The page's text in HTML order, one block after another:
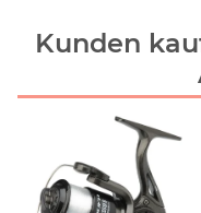
Kunden